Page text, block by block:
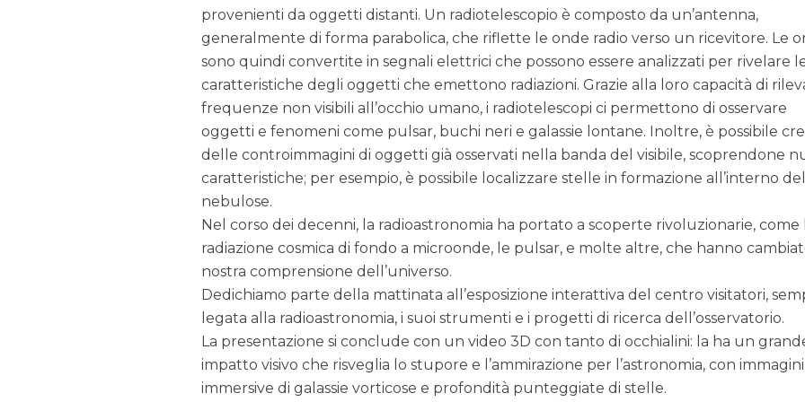
provenienti da oggetti distanti. Un radiotelescopio è composto da un’antenna,
generalmente di forma parabolica, che riflette le onde radio verso un ricevitore. Le
sono quindi convertite in segnali elettrici che possono essere analizzati per rivelare
caratteristiche degli oggetti che emettono radiazioni. Grazie alla loro capacità di
frequenze non visibili all’occhio umano, i radiotelescopi ci permettono di osservare
oggetti e fenomeni come pulsar, buchi neri e galassie lontane. Inoltre, è possibile
delle controimmagini di oggetti già osservati nella banda del visibile, scoprendone
caratteristiche; per esempio, è possibile localizzare stelle in formazione all’interno
nebulose.
Nel corso dei decenni, la radioastronomia ha portato a scoperte rivoluzionarie, come
radiazione cosmica di fondo a microonde, le pulsar, e molte altre, che hanno
nostra comprensione dell’universo.
Dedichiamo parte della mattinata all’esposizione interattiva del centro visitatori,
legata alla radioastronomia, i suoi strumenti e i progetti di ricerca dell’osservatorio.
La presentazione si conclude con un video 3D con tanto di occhialini: la ha un
impatto visivo che risveglia lo stupore e l’ammirazione per l’astronomia, con immagini
immersive di galassie vorticose e profondità punteggiate di stelle.